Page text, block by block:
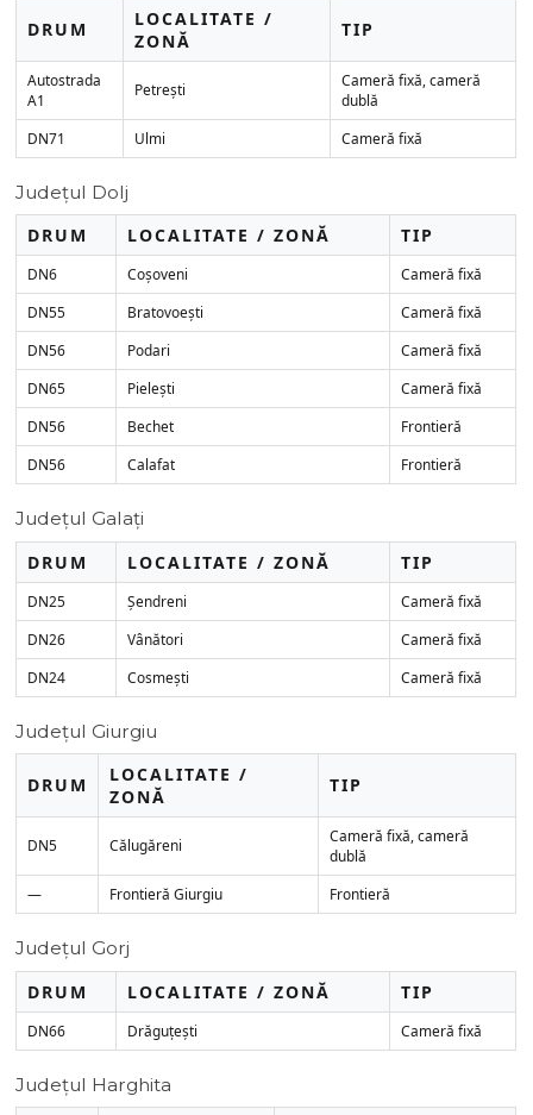
DRUM
LOCALITATE /
ZONĂ
TIP
Autostrada
A1
Petrești
Cameră fixă, cameră
dublă
DN71
Ulmi Cameră fixă
Județul Dolj
DRUM
LOCALITATE / ZONĂ TIP
DN6 Coșoveni
Cameră fixă
DN55
Bratovoești
Cameră fixă
DN56
Podari
Cameră fixă
DN65
Pielești
Cameră fixă
DN56
Bechet
Frontieră
DN56
Calafat Frontieră
Județul Galați
DRUM
LOCALITATE / ZONĂ TIP
DN25 Șendreni
Cameră fixă
DN26
Vânători
Cameră fixă
DN24
Cosmești Cameră fixă
Județul Giurgiu
DRUM
LOCALITATE /
ZONĂ
TIP
DN5 Călugăreni
Cameră fixă, cameră
dublă
—
Frontieră Giurgiu Frontieră
Județul Gorj
DRUM
LOCALITATE / ZONĂ TIP
DN66 Drăguțești Cameră fixă
Județul Harghita